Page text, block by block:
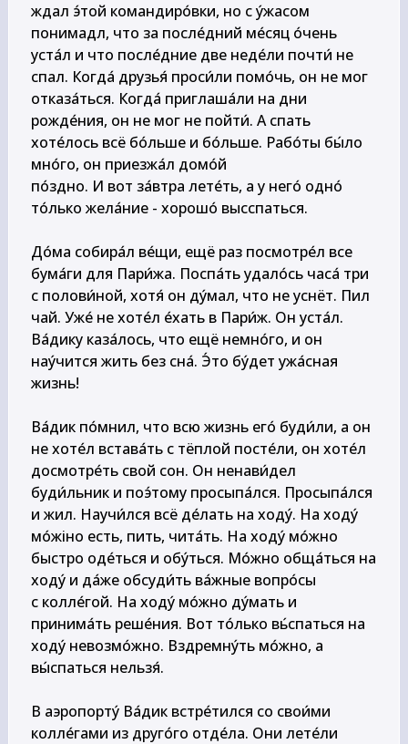
ждал э́той командиро́вки, но с у́жасом
понимадл, что за после́дний ме́сяц о́чень
уста́л и что после́дние две неде́ли почти́ не
спал. Когда́ друзья́ проси́ли помо́чь, он не мог
отказа́ться. Когда́ приглаша́ли на дни
рожде́ния, он не мог не пойти́. А спать
хоте́лось всё бо́льше и бо́льше. Рабо́ты бы́ло
мно́го, он приезжа́л домо́й
по́здно. И вот за́втра лете́ть, а у него́ одно́
то́лько жела́ние - хорошо́ высспаться.
До́ма собира́л ве́щи, ещё раз посмотре́л все
бума́ги для Пари́жа. Поспа́ть удало́сь часа́ три
с полови́ной, хотя́ он ду́мал, что не уснёт. Пил
чай. Уже́ не хоте́л е́хать в Пари́ж. Он уста́л.
Ва́дику каза́лось, что ещё немно́го, и он
нау́чится жить без сна́. Э́то бу́дет ужа́сная
жизнь!
Ва́дик по́мнил, что всю жизнь его́ буди́ли, а он
не хоте́л встава́ть с тёплой посте́ли, он хоте́л
досмотре́ть свой сон. Он ненави́дел
буди́льник и поэ́тому просыпа́лся. Просыпа́лся
и жил. Научи́лся всё де́лать на ходу́. На ходу́
мо́жіно есть, пить, чита́ть. На ходу́ мо́жно
быстро оде́ться и обу́ться. Мо́жно обща́ться на
ходу́ и да́же обсуди́ть ва́жные вопро́сы
с колле́гой. На ходу́ мо́жно ду́мать и
принима́ть реше́ния. Вот то́лько вь́спаться на
ходу́ невозмо́жно. Вздремну́ть мо́жно, а
вы́спаться нельзя́.
В аэропорту́ Ва́дик встре́тился со свои́ми
колле́гами из друго́го отде́ла. Они лете́ли